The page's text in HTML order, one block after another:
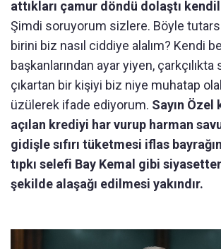
attıkları çamur döndü dolaştı
Şimdi soruyorum sizlere. Böyle
birini biz nasıl ciddiye alalım? Kendi
başkanlarından ayar yiyen, çarkçılıkta
çıkartan bir kişiyi biz niye muhatap
üzülerek ifade ediyorum. Sayın Özel
açılan krediyi har vurup harman
gidişle sıfırı tüketmesi iflas
tıpkı selefi Bay Kemal gibi
şekilde alaşağı edilmesi yakındır.